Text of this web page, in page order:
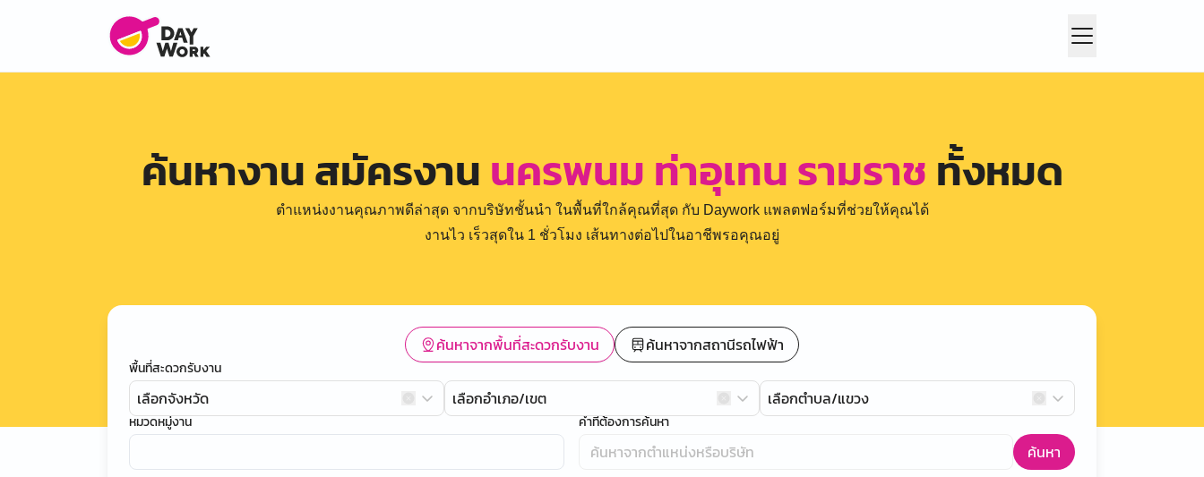
ค้นหางาน สมัครงาน นครพนม ท่าอุเทน รามราช ทั้งหมด
ตำแหน่งงานคุณภาพดีล่าสุด จากบริษัทชั้นนำ ในพื้นที่ใกล้คุณที่สุด กับ Daywork แพลตฟอร์มที่ช่วยให้คุณได้
งานไว เร็วสุดใน 1 ชั่วโมง เส้นทางต่อไปในอาชีพรอคุณอยู่
ค้นหาจากพื้นที่สะดวกรับงาน ค้นหาจากสถานีรถไฟฟ้า
พื้นที่สะดวกรับงาน
เลือกจังหวัด เลือกอำเภอ/เขต เลือกตำบล/แขวง
หมวดหมู่งาน คำที่ต้องการค้นหา
ค้นหา